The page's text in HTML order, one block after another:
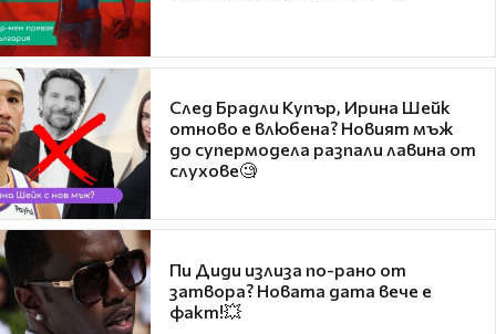
След Брадли Купър, Ирина Шейк
отново е влюбена? Новият мъж
до супермодела разпали лавина от
слухове🧐
Пи Диди излиза по-рано от
затвора? Новата дата вече е
факт!💥